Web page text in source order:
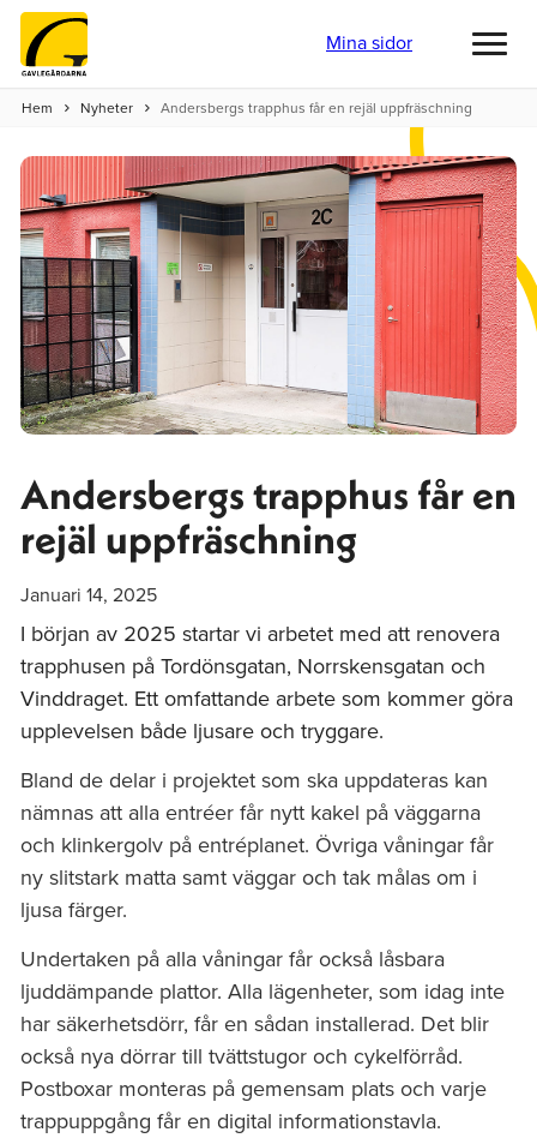
Mina sidor
Hem Nyheter Andersbergs trapphus får en rejäl uppfräschning
Andersbergs trapphus får en
rejäl uppfräschning
Januari 14, 2025
I början av 2025 startar vi arbetet med att renovera
trapphusen på Tordönsgatan, Norrskensgatan och
Vinddraget. Ett omfattande arbete som kommer göra
upplevelsen både ljusare och tryggare.
Bland de delar i projektet som ska uppdateras kan
nämnas att alla entréer får nytt kakel på väggarna
och klinkergolv på entréplanet. Övriga våningar får
ny slitstark matta samt väggar och tak målas om i
ljusa färger.
Undertaken på alla våningar får också låsbara
ljuddämpande plattor. Alla lägenheter, som idag inte
har säkerhetsdörr, får en sådan installerad. Det blir
också nya dörrar till tvättstugor och cykelförråd.
Postboxar monteras på gemensam plats och varje
trappuppgång får en digital informationstavla.